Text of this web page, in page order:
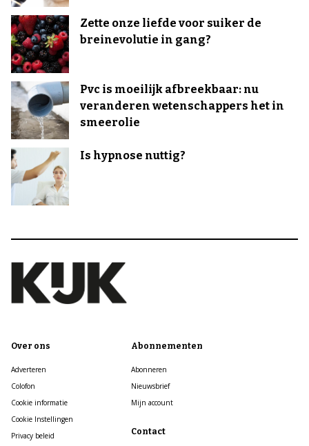
Zette onze liefde voor suiker de
breinevolutie in gang?
Pvc is moeilijk afbreekbaar: nu
veranderen wetenschappers het in
smeerolie
Is hypnose nuttig?
Over ons
Adverteren
Colofon
Cookie informatie
Cookie Instellingen
Privacy beleid
Abonnementen
Abonneren
Nieuwsbrief
Mijn account
Contact